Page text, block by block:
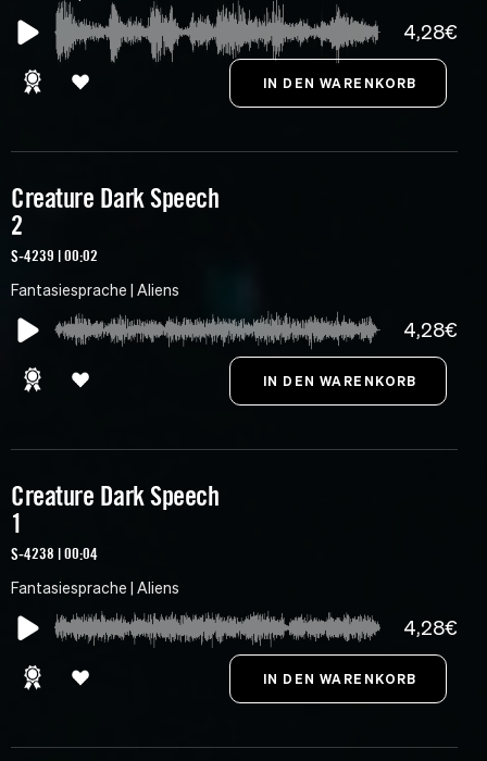
4,28€
Creature Dark Speech
2
S-4239 | 00:02
Fantasiesprache | Aliens
4,28€
Creature Dark Speech
1
S-4238 | 00:04
Fantasiesprache | Aliens
4,28€